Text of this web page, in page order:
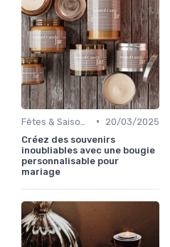
•
20/03/2025
Créez des souvenirs
inoubliables avec une bougie
personnalisable pour
mariage